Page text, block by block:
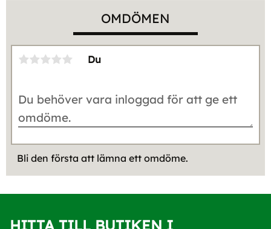
OMDÖMEN
Du
Bli den första att lämna ett omdöme.
HITTA TILL BUTIKEN I